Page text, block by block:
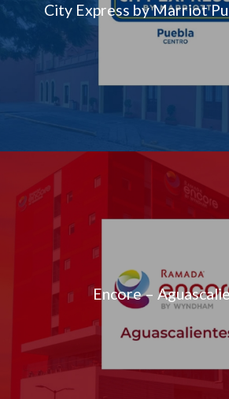
City Express by Marriot
Encore –